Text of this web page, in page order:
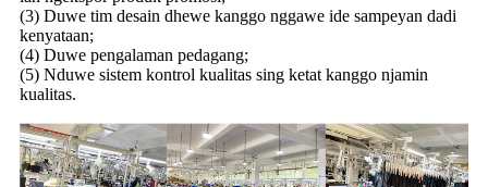
(3) Duwe tim desain dhewe kanggo nggawe ide sampeyan dadi
kenyataan;
(4) Duwe pengalaman pedagang;
(5) Nduwe sistem kontrol kualitas sing ketat kanggo njamin
kualitas.